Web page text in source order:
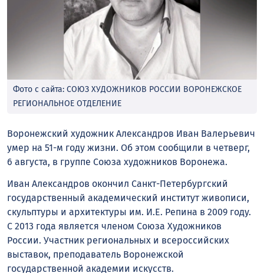
Фото с сайта: СОЮЗ ХУДОЖНИКОВ РОССИИ ВОРОНЕЖСКОЕ
РЕГИОНАЛЬНОЕ ОТДЕЛЕНИЕ
Воронежский художник Александров Иван Валерьевич
умер на 51-м году жизни. Об этом сообщили в четверг,
6 августа, в группе Союза художников Воронежа.
Иван Александров окончил Санкт-Петербургский
государственный академический институт живописи,
скульптуры и архитектуры им. И.Е. Репина в 2009 году.
С 2013 года является членом Союза Художников
России. Участник региональных и всероссийских
выставок, преподаватель Воронежской
государственной академии искусств.